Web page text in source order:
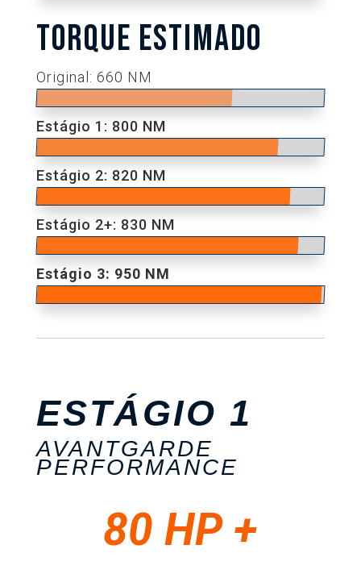
TORQUE ESTIMADO
Original: 660 NM
Estágio 1: 800 NM
Estágio 2: 820 NM
Estágio 2+: 830 NM
Estágio 3: 950 NM
ESTÁGIO 1
AVANTGARDE
PERFORMANCE
80 HP +